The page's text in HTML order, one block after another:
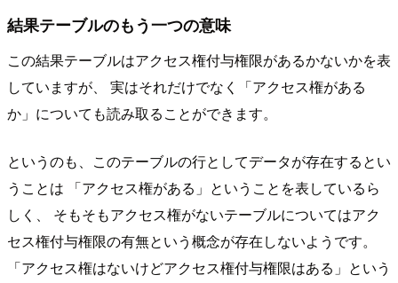
結果テーブルのもう一つの意味
この結果テーブルはアクセス権付与権限があるかないかを表
していますが、 実はそれだけでなく「アクセス権がある
か」についても読み取ることができます。
というのも、このテーブルの行としてデータが存在するとい
うことは 「アクセス権がある」ということを表しているら
しく、 そもそもアクセス権がないテーブルについてはアク
セス権付与権限の有無という概念が存在しないようです。
「アクセス権はないけどアクセス権付与権限はある」という